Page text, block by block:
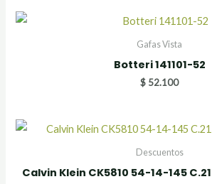
Gafas Vista
Botteri 141101-52
$ 52.100
Descuentos
Calvin Klein CK5810 54-14-145